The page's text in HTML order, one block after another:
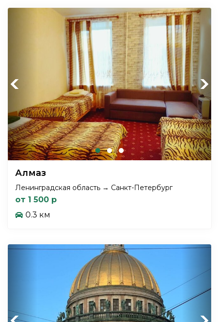
Previous Next
Алмаз
Ленинградская область → Санкт-Петербург
от 1 500 р
0.3 км
Previous Next